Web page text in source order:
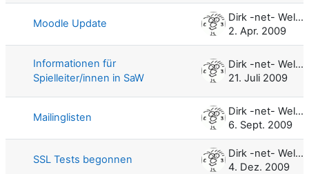
Moodle Update
Dirk -net- Weller
2. Apr. 2009
Informationen für
Spielleiter/innen in SaW
Dirk -net- Weller
21. Juli 2009
Mailinglisten
Dirk -net- Weller
6. Sept. 2009
SSL Tests begonnen
Dirk -net- Weller
4. Dez. 2009